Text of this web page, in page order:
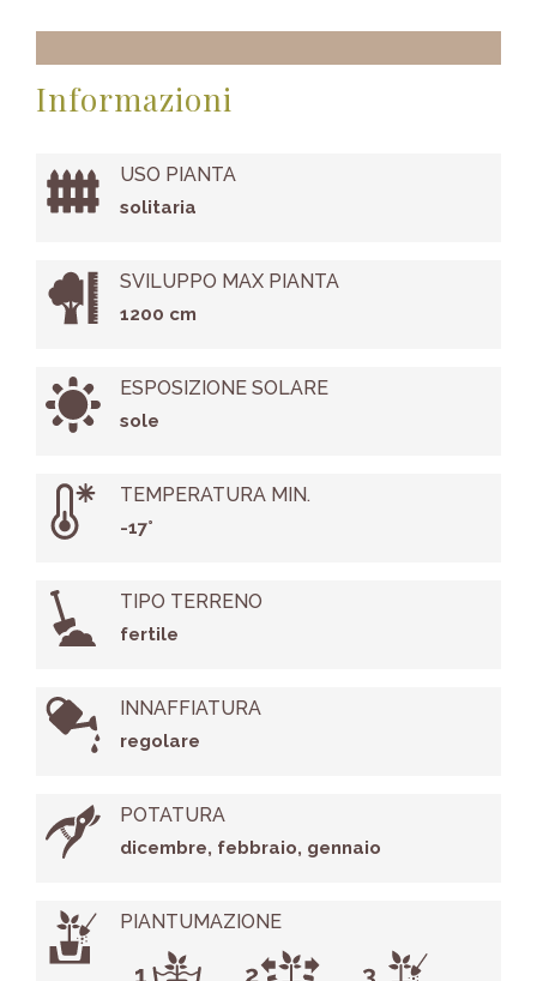
Informazioni
USO PIANTA
solitaria
SVILUPPO MAX PIANTA
1200 cm
ESPOSIZIONE SOLARE
sole
TEMPERATURA MIN.
-17°
TIPO TERRENO
fertile
INNAFFIATURA
regolare
POTATURA
dicembre, febbraio, gennaio
PIANTUMAZIONE